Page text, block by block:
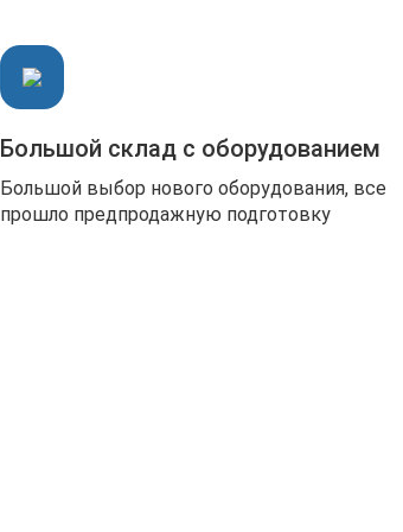
Большой склад с оборудованием
Большой выбор нового оборудования, все
прошло предпродажную подготовку